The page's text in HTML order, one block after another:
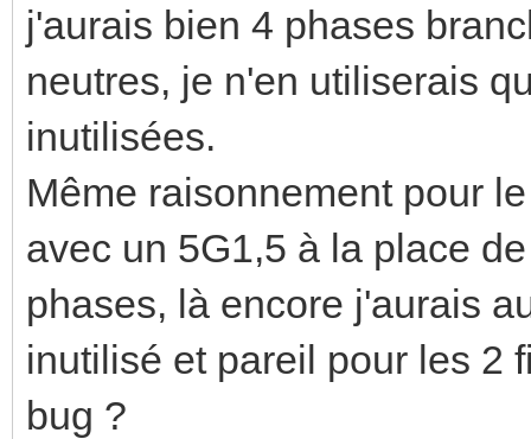
j'aurais bien 4 phases
neutres, je n'en utiliserais
inutilisées.
Même raisonnement pour
avec un 5G1,5 à la place
phases, là encore j'aurais
inutilisé et pareil pour les 2
bug ?